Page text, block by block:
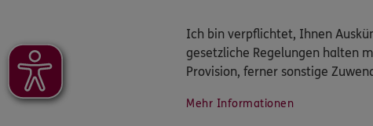
Ich bin verpflichtet, Ihnen
gesetzliche Regelungen halten
Provision, ferner sonstige
Mehr Informationen